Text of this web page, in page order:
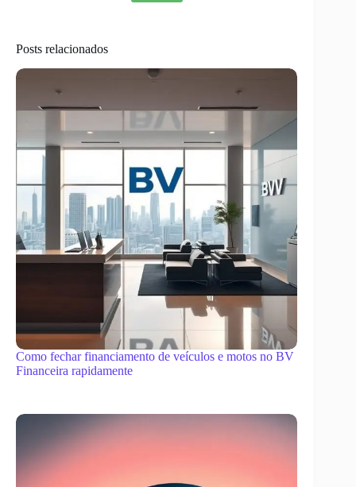
Posts relacionados
Como fechar financiamento de veículos e motos no BV
Financeira rapidamente